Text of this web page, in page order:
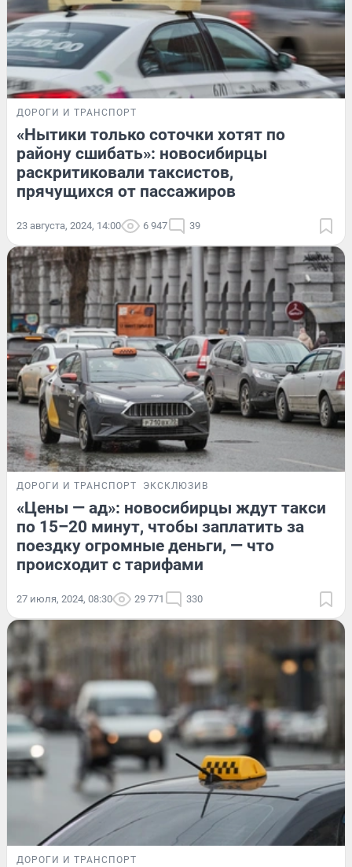
ДОРОГИ И ТРАНСПОРТ
«Нытики только соточки хотят по
району сшибать»: новосибирцы
раскритиковали таксистов,
прячущихся от пассажиров
23 августа, 2024, 14:00 6 947 39
ДОРОГИ И ТРАНСПОРТ ЭКСКЛЮЗИВ
«Цены — ад»: новосибирцы ждут такси
по 15–20 минут, чтобы заплатить за
поездку огромные деньги, — что
происходит с тарифами
27 июля, 2024, 08:30 29 771 330
ДОРОГИ И ТРАНСПОРТ